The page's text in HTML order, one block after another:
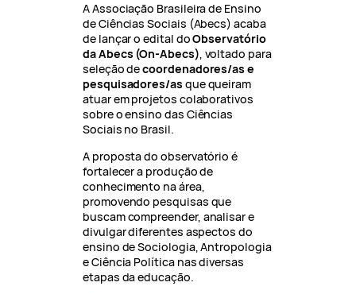
A Associação Brasileira de Ensino
de Ciências Sociais (Abecs) acaba
de lançar o edital doObservatório
da Abecs (On-Abecs), voltado para
seleção decoordenadores/as e
pesquisadores/as que queiram
atuar em projetos colaborativos
sobre o ensino das Ciências
Sociais no Brasil.
A proposta do observatório é
fortalecer a produção de
conhecimento na área,
promovendo pesquisas que
buscam compreender, analisar e
divulgar diferentes aspectos do
ensino de Sociologia, Antropologia
e Ciência Política nas diversas
etapas da educação.